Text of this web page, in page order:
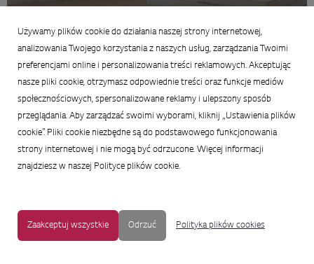
Podsumowanie
Używamy plików cookie do działania naszej strony internetowej,
analizowania Twojego korzystania z naszych usług, zarządzania Twoimi
preferencjami online i personalizowania treści reklamowych. Akceptując
nasze pliki cookie, otrzymasz odpowiednie treści oraz funkcje mediów
społecznościowych, spersonalizowane reklamy i ulepszony sposób
przeglądania. Aby zarządzać swoimi wyborami, kliknij „Ustawienia plików
cookie”. Pliki cookie niezbędne są do podstawowego funkcjonowania
strony internetowej i nie mogą być odrzucone. Więcej informacji
znajdziesz w naszej Polityce plików cookie.
Zaakceptuj wszystkie Odrzuć Polityka plików cookies